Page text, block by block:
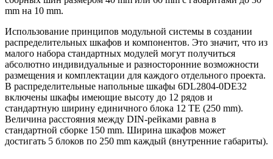
mm на 10 mm.
Использование принципов модульной системы в создании
распределительных шкафов и компонентов. Это значит, что из
малого набора стандартных модулей могут получиться
абсолютно индивидуальные и разносторонние возможности
размещения и комплектации для каждого отдельного проекта.
В распределительные напольные шкафы 6DL2804-0DE32
включены шкафы имеющие высоту до 12 рядов и
стандартную ширину единичного блока 12 TE (250 mm).
Величина расстояния между DIN-рейками равна в
стандартной сборке 150 mm. Ширина шкафов может
достигать 5 блоков по 250 mm каждый (внутренние габариты).